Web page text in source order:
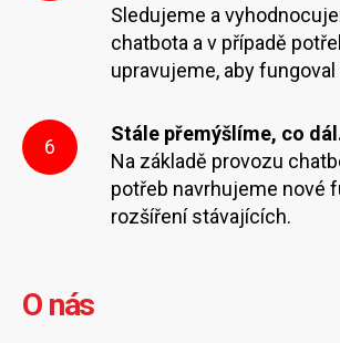
Sledujeme a
chatbota a v případě
upravujeme, aby fungoval
6
Stále přemýšlíme, co
Na základě provozu
potřeb navrhujeme nové
rozšíření stávajících.
O nás